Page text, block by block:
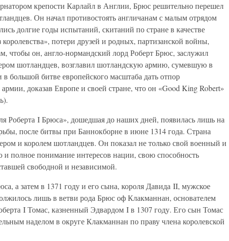
крепости Карлайл в Англии, Брюс решительно перешел
Он начал противостоять англичанам с малым отрядом
долгие годы испытаний, скитаний по стране в качестве
королевства», потери друзей и родных, партизанской войны,
чтобы он, англо-нормандский лорд Роберт Брюс, заслужил
шотландцев, возглавил шотландскую армию, сумевшую в
большой битве европейского масштаба дать отпор
доказав Европе и своей стране, что он «Good King Robert»
Роберта I Брюса», дошедшая до наших дней, появилась лишь на
после битвы при Баннокборне в июне 1314 года. Страна
и королем шотландцев. Он показал не только свой военный и
и полное понимание интересов нации, свою способность
свободной и независимой.
а затем в 1371 году и его сына, короля Давида II, мужское
лишь в ветви рода Брюс оф Клакманнан, основателем
I Томас, казненный Эдвардом I в 1307 году. Его сын Томас
наделом в округе Клакманнан по праву члена королевской